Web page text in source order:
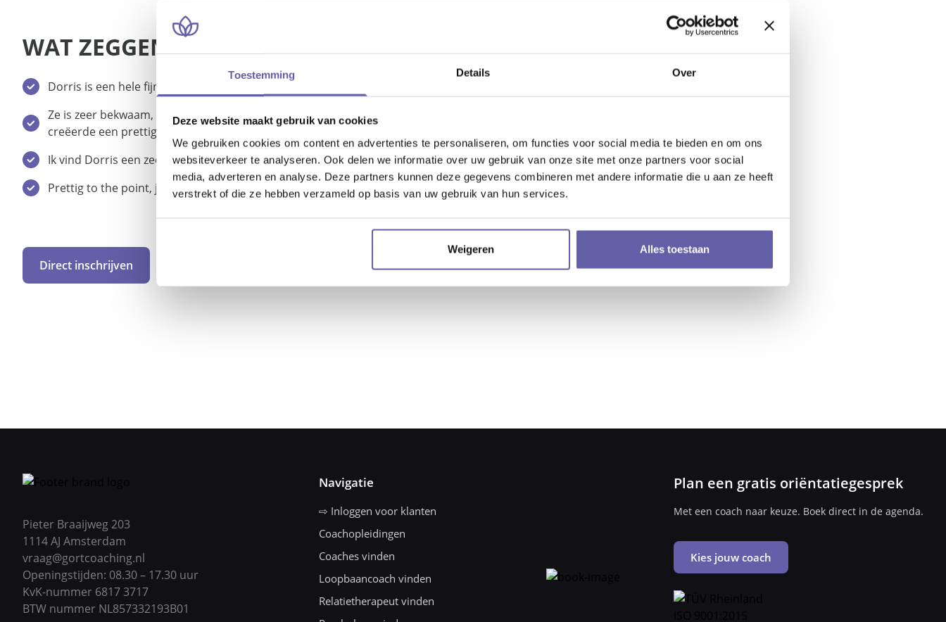
Toestemming Details Over
Deze website maakt gebruik van cookies
We gebruiken cookies om content en advertenties te personaliseren, om functies voor social media te bieden en om ons
websiteverkeer te analyseren. Ook delen we informatie over uw gebruik van onze site met onze partners voor social
media, adverteren en analyse. Deze partners kunnen deze gegevens combineren met andere informatie die u aan ze heeft
verstrekt of die ze hebben verzameld op basis van uw gebruik van hun services.
Weigeren Alles toestaan
WAT ZEGGEN DE DEELNEMERS
Dorris is een hele fijne coach met kennis van zaken. Ook zorgde ze voor een hele fijne sfeer.
Ze is zeer bekwaam, maakt een goede verbinding tussen de lesstof en de praktijk en
creëerde een prettige sfeer.
Ik vind Dorris een zeer goede trainer. Ze legt goed uit en heeft een luisterend oor.
Prettig to the point, je merkt dat ze veel ervaring heeft als coach.
Direct inschrijven
Pieter Braaijweg 203
1114 AJ Amsterdam
vraag@gortcoaching.nl
Openingstijden: 08.30 – 17.30 uur
KvK-nummer 6817 3717
BTW nummer NL857332193B01
Navigatie
⇨ Inloggen voor klanten
Coachopleidingen
Coaches vinden
Loopbaancoach vinden
Relatietherapeut vinden
Plan een gratis oriëntatiegesprek
Met een coach naar keuze. Boek direct in de agenda.
Kies jouw coach